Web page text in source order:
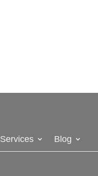
Services Blog